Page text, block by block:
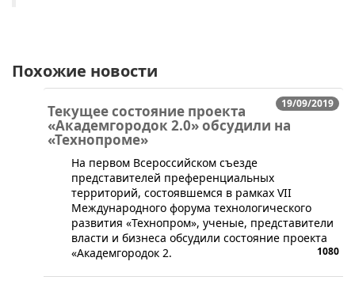
Похожие новости
19/09/2019
Текущее состояние проекта
«Академгородок 2.0» обсудили на
«Технопроме»
​На первом Всероссийском съезде
представителей преференциальных
территорий, состоявшемся в рамках VII
Международного форума технологического
развития «Технопром», ученые, представители
власти и бизнеса обсудили состояние проекта
«Академгородок 2.
1080